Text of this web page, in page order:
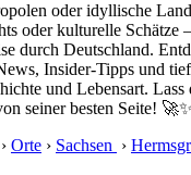
oder idyllische
oder kulturelle Schätze
durch Deutschland.
Insider-Tipps und
und Lebensart.
seiner besten Seite! 🚀✨
› Orte › Sachsen ›